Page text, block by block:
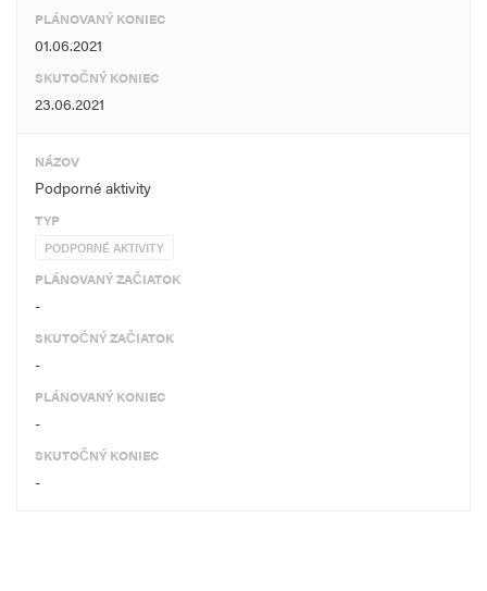
PLÁNOVANÝ KONIEC
01.06.2021
SKUTOČNÝ KONIEC
23.06.2021
NÁZOV
Podporné aktivity
TYP
PODPORNÉ AKTIVITY
PLÁNOVANÝ ZAČIATOK
-
SKUTOČNÝ ZAČIATOK
-
PLÁNOVANÝ KONIEC
-
SKUTOČNÝ KONIEC
-